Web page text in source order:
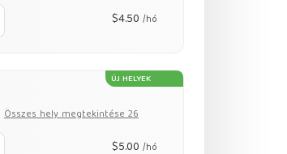
$4.50 /hó
ÚJ HELYEK
Összes hely megtekintése 26
$5.00 /hó